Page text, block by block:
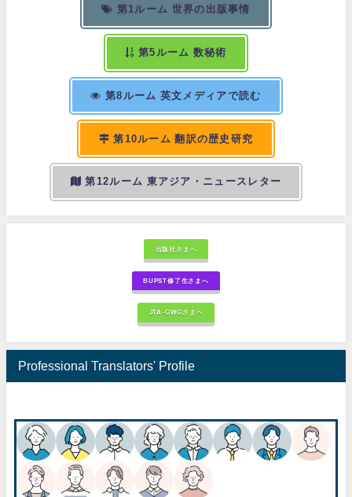
第1ルーム 世界の出版事情
第5ルーム 数秘術
第8ルーム 英文メディアで読む
第10ルーム 翻訳の歴史研究
第12ルーム 東アジア・ニュースレター
出版社さまへ
BUPST修了生さまへ
JTA-GWGさまへ
Professional Translators' Profile